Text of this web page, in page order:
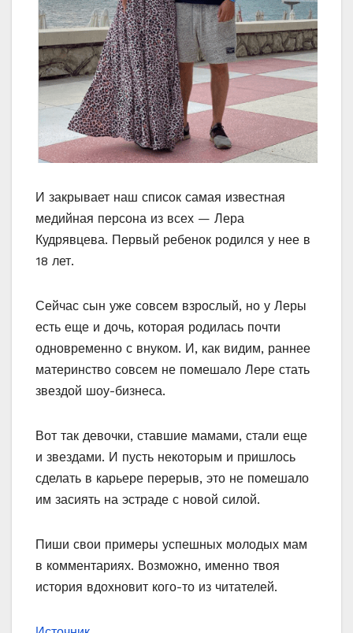
И закрывает наш список самая известная
медийная персона из всех — Лера
Кудрявцева. Первый ребенок родился у нее в
18 лет.
Сейчас сын уже совсем взрослый, но у Леры
есть еще и дочь, которая родилась почти
одновременно с внуком. И, как видим, раннее
материнство совсем не помешало Лере стать
звездой шоу-бизнеса.
Вот так девочки, ставшие мамами, стали еще
и звездами. И пусть некоторым и пришлось
сделать в карьере перерыв, это не помешало
им засиять на эстраде с новой силой.
Пиши свои примеры успешных молодых мам
в комментариях. Возможно, именно твоя
история вдохновит кого-то из читателей.